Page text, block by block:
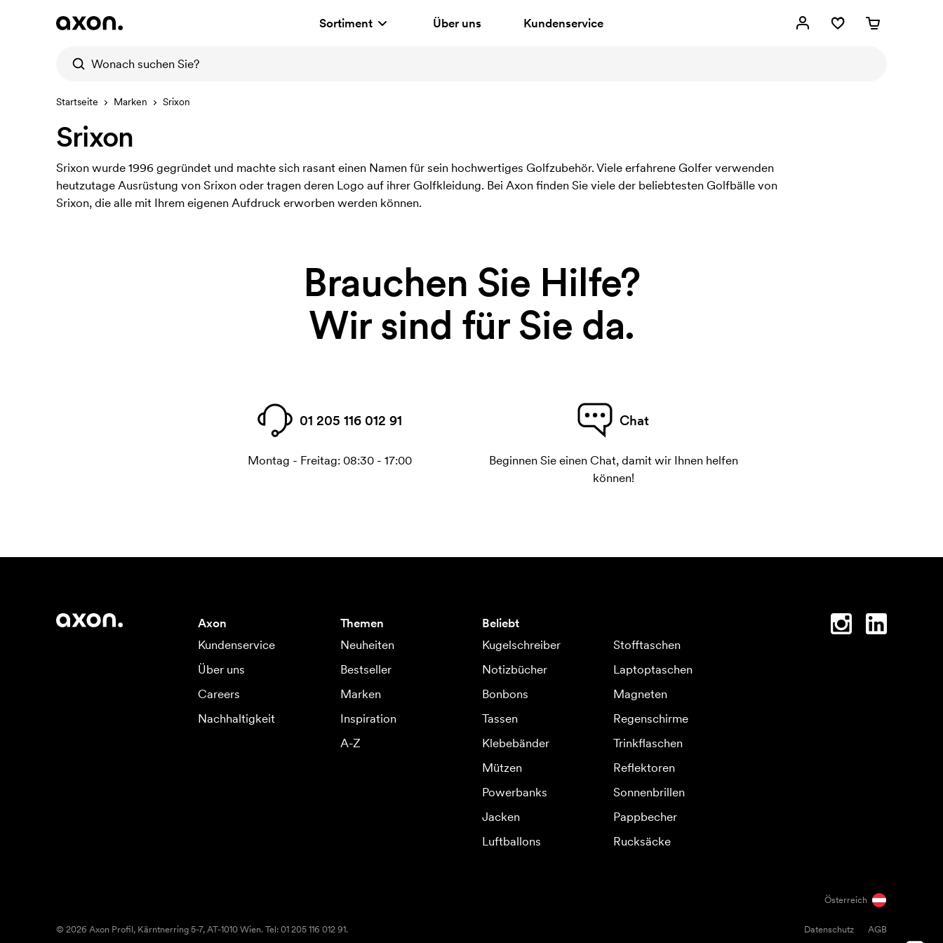
Sortiment Über uns Kundenservice
Startseite Marken Srixon
Srixon
Srixon wurde 1996 gegründet und machte sich rasant einen Namen für sein hochwertiges Golfzubehör. Viele erfahrene Golfer verwenden
heutzutage Ausrüstung von Srixon oder tragen deren Logo auf ihrer Golfkleidung. Bei Axon finden Sie viele der beliebtesten Golfbälle von
Srixon, die alle mit Ihrem eigenen Aufdruck erworben werden können.
Brauchen Sie Hilfe?
Wir sind für Sie da.
01 205 116 012 91
Montag - Freitag: 08:30 - 17:00
Chat
Beginnen Sie einen Chat, damit wir Ihnen helfen
können!
Axon
Kundenservice
Über uns
Careers
Nachhaltigkeit
Themen
Neuheiten
Bestseller
Marken
Inspiration
A-Z
Beliebt
Kugelschreiber
Stofftaschen
Notizbücher
Laptoptaschen
Bonbons
Magneten
Tassen
Regenschirme
Klebebänder
Trinkflaschen
Mützen
Reflektoren
Powerbanks
Sonnenbrillen
Jacken
Pappbecher
Luftballons
Rucksäcke
Österreich
Datenschutz AGB
© 2026 Axon Profil, Kärntnerring 5-7, AT-1010 Wien. Tel: 01 205 116 012 91.